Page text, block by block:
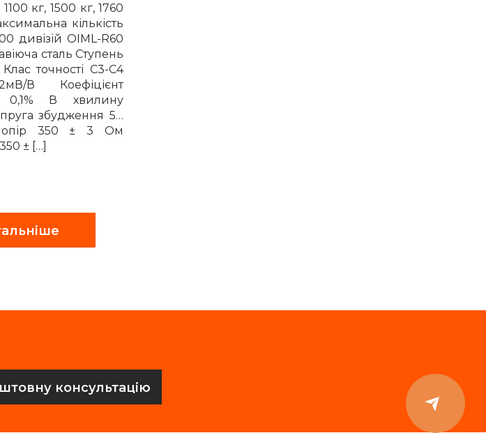
кг, 1500 кг, 1760
кількість
дивізій OIML-R60
сталь Ступень
точності С3-С4
В Коефіцієнт
0,1% В хвилину
збудження 5…
опір 350 ± 3 Ом
± […]
консультацію